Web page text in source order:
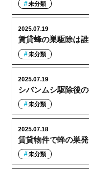
未分類
賃貸蜂の巣駆除は
2025.07.19
未分類
シバンムシ駆除後
2025.07.19
未分類
賃貸物件で蜂の巣
2025.07.18
未分類